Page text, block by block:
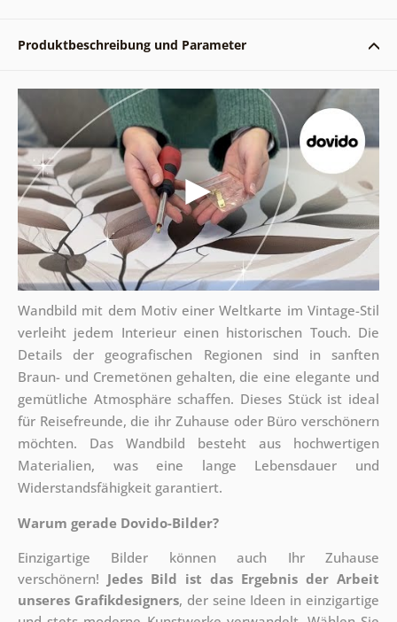
Produktbeschreibung und Parameter
Wandbild mit dem Motiv einer Weltkarte im Vintage-Stil
verleiht jedem Interieur einen historischen Touch. Die
Details der geografischen Regionen sind in sanften
Braun- und Cremetönen gehalten, die eine elegante und
gemütliche Atmosphäre schaffen. Dieses Stück ist ideal
für Reisefreunde, die ihr Zuhause oder Büro verschönern
möchten. Das Wandbild besteht aus hochwertigen
Materialien, was eine lange Lebensdauer und
Widerstandsfähigkeit garantiert.
Warum gerade Dovido-Bilder?
Einzigartige Bilder können auch Ihr Zuhause
verschönern! Jedes Bild ist das Ergebnis der Arbeit
unseres Grafikdesigners, der seine Ideen in einzigartige